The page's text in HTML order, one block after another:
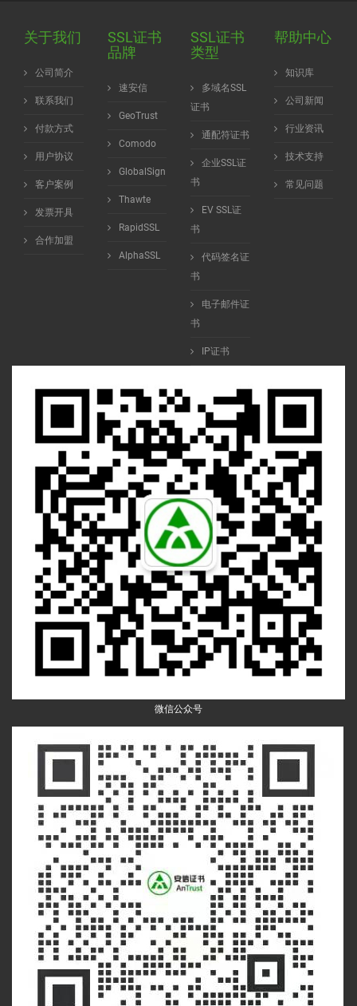
关于我们
公司简介
联系我们
付款方式
用户协议
客户案例
发票开具
合作加盟
SSL证书
品牌
速安信
GeoTrust
Comodo
GlobalSign
Thawte
RapidSSL
AlphaSSL
SSL证书
类型
多域名SSL
证书
通配符证书
企业SSL证
书
EV SSL证
书
代码签名证
书
电子邮件证
书
IP证书
帮助中心
知识库
公司新闻
行业资讯
技术支持
常见问题
微信公众号